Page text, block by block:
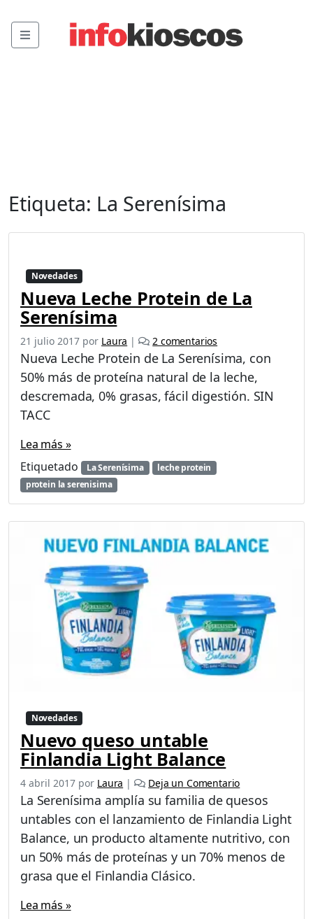
Menu
Etiqueta: La Serenísima
Novedades
Nueva Leche Protein de La
Serenísima
21 julio 2017 por Laura | 2 comentarios
n
u
e
e
o
n
d
e
L
a
S
s
i
a
Nueva Leche Protein de La Serenísima, con
50% más de proteína natural de la leche,
descremada, 0% grasas, fácil digestión. SIN
TACC
Lea más »
Etiquetado
La Serenísima
leche protein
protein la serenisima
Novedades
Nuevo queso untable
Finlandia Light Balance
4 abril 2017 por Laura | Deja un Comentario
La Serenísima amplía su familia de quesos
untables con el lanzamiento de Finlandia Light
Balance, un producto altamente nutritivo, con
un 50% más de proteínas y un 70% menos de
grasa que el Finlandia Clásico.
Lea más »